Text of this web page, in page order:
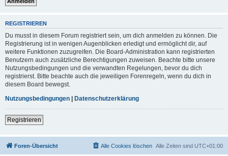
REGISTRIEREN
Du musst in diesem Forum registriert sein, um dich anmelden zu können. Die
Registrierung ist in wenigen Augenblicken erledigt und ermöglicht dir, auf
weitere Funktionen zuzugreifen. Die Board-Administration kann registrierten
Benutzern auch zusätzliche Berechtigungen zuweisen. Beachte bitte unsere
Nutzungsbedingungen und die verwandten Regelungen, bevor du dich
registrierst. Bitte beachte auch die jeweiligen Forenregeln, wenn du dich in
diesem Board bewegst.
Nutzungsbedingungen | Datenschutzerklärung
Registrieren
Foren-Übersicht Alle Zeiten sind UTC+01:00
Alle Cookies löschen